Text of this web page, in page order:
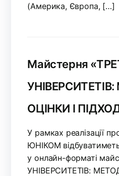
(Америка, Європа, […]
Майстерня
ОЦІНКИ І
У рамках реалізації
ЮНІКОМ
у онлайн-форматі
УНІВЕРСИТЕТІВ: